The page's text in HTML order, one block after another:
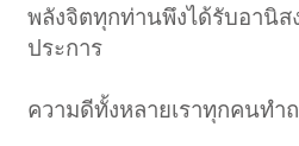
พลังจิตทุกท่านพึงได้รับอานิส
ประการ
ความดีทั้งหลายเราทุกคนทำ